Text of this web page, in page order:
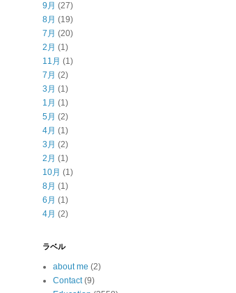
9月 (27)
8月 (19)
7月 (20)
2月 (1)
11月 (1)
7月 (2)
3月 (1)
1月 (1)
5月 (2)
4月 (1)
3月 (2)
2月 (1)
10月 (1)
8月 (1)
6月 (1)
4月 (2)
ラベル
about me (2)
Contact (9)